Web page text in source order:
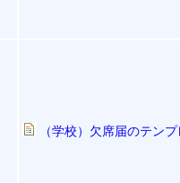
（学校）欠席届のテン